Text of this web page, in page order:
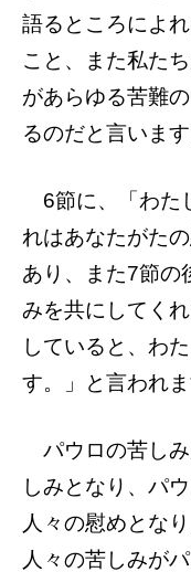
語るところによ
こと、また私た
があらゆる苦難
るのだと言います
6節に、「わた
れはあなたがた
あり、また7節の
みを共にしてく
していると、わ
す。」と言われま
パウロの苦し
しみとなり、パ
人々の慰めとな
人々の苦しみが